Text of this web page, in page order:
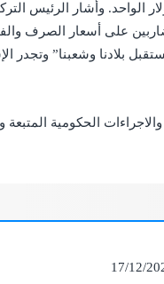
أن أغلقت بالأمس على سعر 15.675 ليرة للدولار الواحد.
على أسعار الصرف
بلادنا وشعبنا” وتجدر
والاجراءات الحكومية